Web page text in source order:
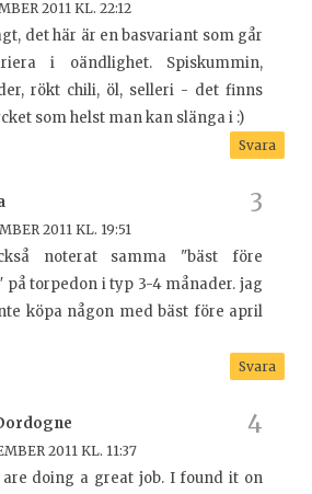
2011 KL. 22:12
det här är en basvariant som går
i oändlighet. Spiskummin,
rökt chili, öl, selleri - det finns
som helst man kan slänga i :)
Svara
2011 KL. 19:51
noterat samma "bäst före
på torpedon i typ 3-4 månader. jag
köpa någon med bäst före april
Svara
2011 KL. 11:37
are doing a great job. I found it on